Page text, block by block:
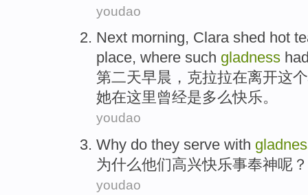
youdao
Next morning, Clara shed hot
place, where such gladness
第二天早晨 ， 克拉拉在离开这个
她在这里 曾经是多么快乐。
youdao
Why do they serve with
为什么他们高兴快乐事奉神呢？
youdao